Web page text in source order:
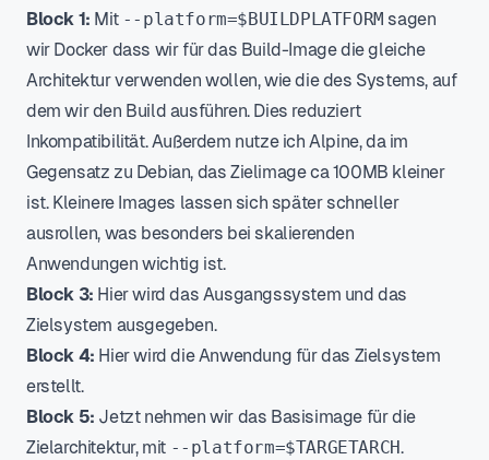
Block 1: Mit --platform=$BUILDPLATFORM sagen
wir Docker dass wir für das Build-Image die gleiche
Architektur verwenden wollen, wie die des Systems, auf
dem wir den Build ausführen. Dies reduziert
Inkompatibilität. Außerdem nutze ich Alpine, da im
Gegensatz zu Debian, das Zielimage ca 100MB kleiner
ist. Kleinere Images lassen sich später schneller
ausrollen, was besonders bei skalierenden
Anwendungen wichtig ist.
Block 3: Hier wird das Ausgangssystem und das
Zielsystem ausgegeben.
Block 4: Hier wird die Anwendung für das Zielsystem
erstellt.
Block 5: Jetzt nehmen wir das Basisimage für die
Zielarchitektur, mit --platform=$TARGETARCH.